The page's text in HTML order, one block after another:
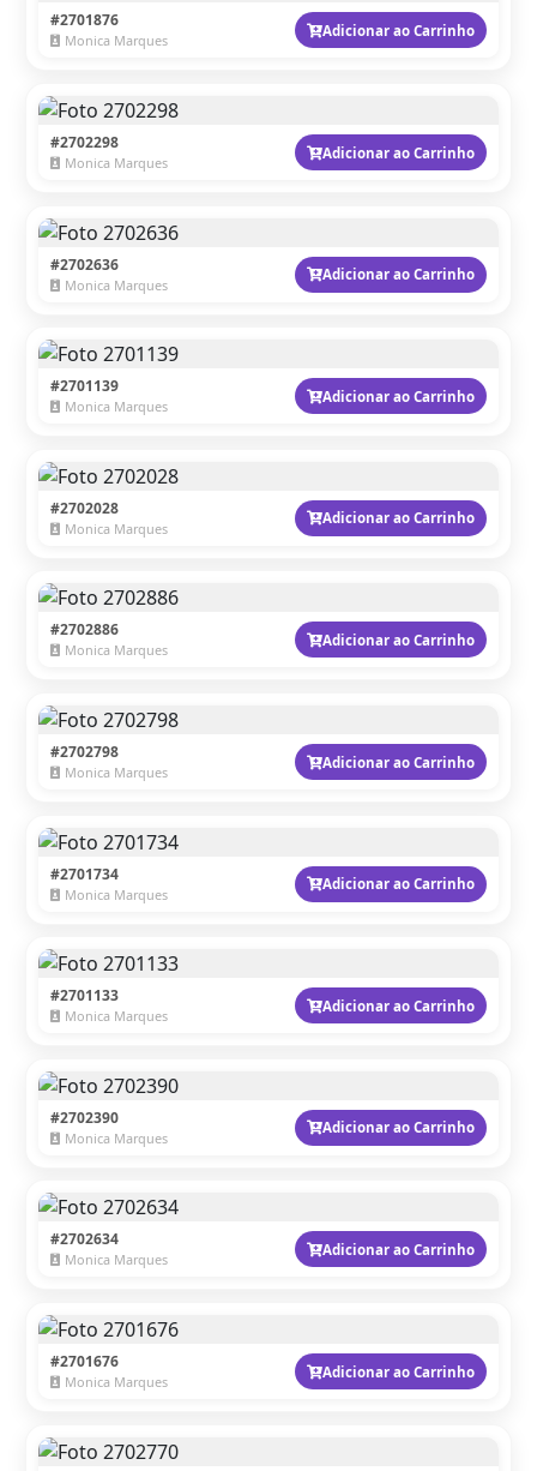
#2701876
Monica Marques
Adicionar ao Carrinho
#2702298
Monica Marques
Adicionar ao Carrinho
#2702636
Monica Marques
Adicionar ao Carrinho
#2701139
Monica Marques
Adicionar ao Carrinho
#2702028
Monica Marques
Adicionar ao Carrinho
#2702886
Monica Marques
Adicionar ao Carrinho
#2702798
Monica Marques
Adicionar ao Carrinho
#2701734
Monica Marques
Adicionar ao Carrinho
#2701133
Monica Marques
Adicionar ao Carrinho
#2702390
Monica Marques
Adicionar ao Carrinho
#2702634
Monica Marques
Adicionar ao Carrinho
#2701676
Monica Marques
Adicionar ao Carrinho